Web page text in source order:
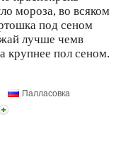
мороза, во всяком
под сеном
лучше чемв
крупнее пол сеном.
Палласовка